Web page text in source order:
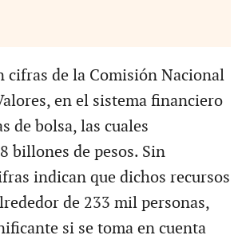
cifras de la Comisión Nacional
en el sistema financiero
de bolsa, las cuales
billones de pesos. Sin
indican que dichos recursos
de 233 mil personas,
si se toma en cuenta